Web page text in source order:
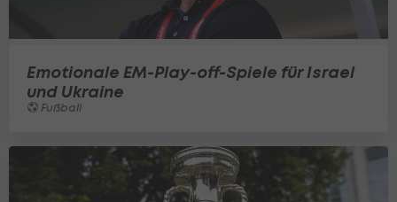
Emotionale EM-Play-off-Spiele für Israel
und Ukraine
Fußball